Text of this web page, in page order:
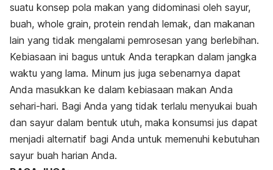
suatu konsep pola makan yang didominasi oleh sayur,
buah, whole grain, protein rendah lemak, dan makanan
lain yang tidak mengalami pemrosesan yang berlebihan.
Kebiasaan ini bagus untuk Anda terapkan dalam jangka
waktu yang lama. Minum jus juga sebenarnya dapat
Anda masukkan ke dalam kebiasaan makan Anda
sehari-hari. Bagi Anda yang tidak terlalu menyukai buah
dan sayur dalam bentuk utuh, maka konsumsi jus dapat
menjadi alternatif bagi Anda untuk memenuhi kebutuhan
sayur buah harian Anda.